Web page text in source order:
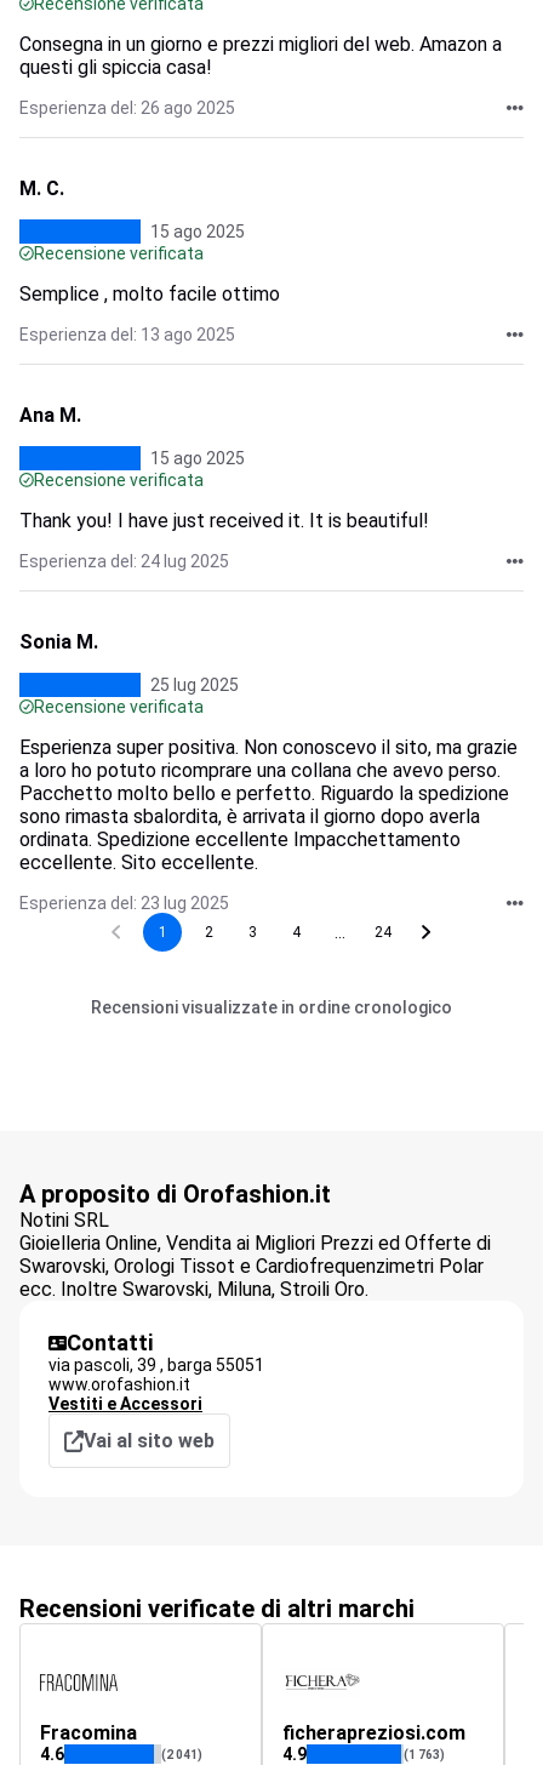
Consegna in un giorno e prezzi migliori del web. Amazon a
questi gli spiccia casa!
Esperienza del: 26 ago 2025
M. C.
15 ago 2025
Recensione verificata
Semplice , molto facile ottimo
Esperienza del: 13 ago 2025
Ana M.
15 ago 2025
Recensione verificata
Thank you! I have just received it. It is beautiful!
Esperienza del: 24 lug 2025
Sonia M.
25 lug 2025
Recensione verificata
Esperienza super positiva. Non conoscevo il sito, ma grazie
a loro ho potuto ricomprare una collana che avevo perso.
Pacchetto molto bello e perfetto. Riguardo la spedizione
sono rimasta sbalordita, è arrivata il giorno dopo averla
ordinata. Spedizione eccellente Impacchettamento
eccellente. Sito eccellente.
Esperienza del: 23 lug 2025
1 2 3 4 24
Recensioni visualizzate in ordine cronologico
A proposito di Orofashion.it
Notini SRL
Gioielleria Online, Vendita ai Migliori Prezzi ed Offerte di
Swarovski, Orologi Tissot e Cardiofrequenzimetri Polar
ecc. Inoltre Swarovski, Miluna, Stroili Oro.
Contatti
via pascoli, 39 , barga 55051
www.orofashion.it
Vestiti e Accessori
Vai al sito web
Recensioni verificate di altri marchi
Fracomina
4.6 (2 041)
ficherapreziosi.com
4.9 (1 763)